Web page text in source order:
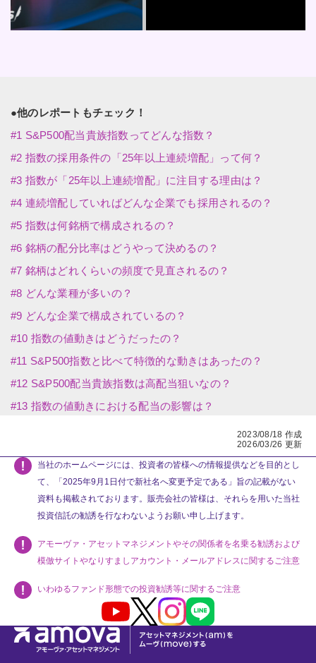
2023/08/18 作成
2026/03/26 更新
当社のホームページには、投資者の皆様への情報提供などを目的とし
て、「2025年9月1日付で新社名へ変更予定である」旨の記載がない
資料も掲載されております。販売会社の皆様は、それらを用いた当社
投資信託の勧誘を行なわないようお願い申し上げます。
アモーヴァ・アセットマネジメントやその関係者を名乗る勧誘および
模倣サイトやなりすましアカウント・メールアドレスに関するご注意
いわゆるファンド形態での投資勧誘等に関するご注意
Youtube X InstagramLINE